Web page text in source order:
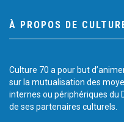
À PROPOS DE
Culture 70 a pour but
sur la mutualisation des
internes ou périphériques du
de ses partenaires culturels.